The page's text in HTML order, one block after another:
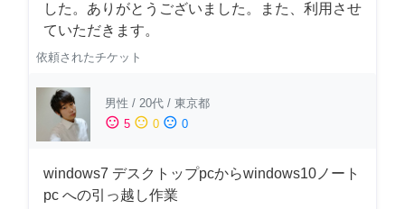
した。ありがとうございました。また、利用させ
ていただきます。
依頼されたチケット
男性 / 20代 / 東京都
sentiment_satisfied 5 sentiment_neutral 0 sentiment_dissatisfied 0
windows7 デスクトップpcからwindows10ノート
pc への引っ越し作業